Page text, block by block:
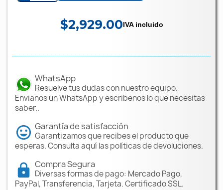
$2,929.00IVA incluido
WhatsApp
Resuelve tus dudas con nuestro equipo.
Envianos un WhatsApp y escribenos lo que necesitas
saber..
Garantía de satisfacción
Garantizamos que recibes el producto que
esperas. Consulta aquí las políticas de devoluciones.
Compra Segura
Diversas formas de pago: Mercado Pago,
PayPal, Transferencia, Tarjeta. Certificado SSL.